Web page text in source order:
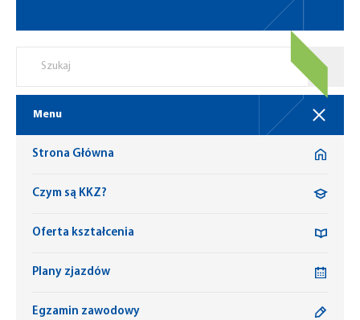
Menu
Strona Główna
Czym są KKZ?
Oferta kształcenia
Plany zjazdów
Egzamin zawodowy